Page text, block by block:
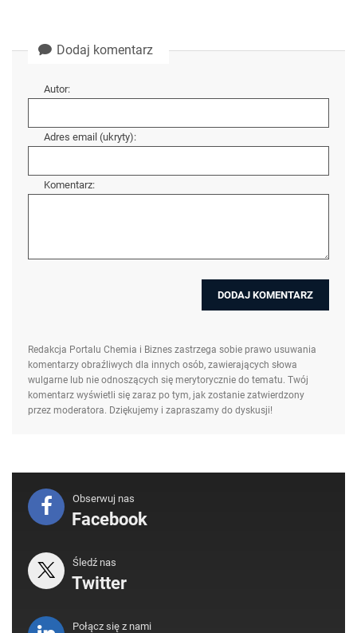
Dodaj komentarz
Autor:
Adres email (ukryty):
Komentarz:
Redakcja Portalu Chemia i Biznes zastrzega sobie prawo usuwania
komentarzy obraźliwych dla innych osób, zawierających słowa
wulgarne lub nie odnoszących się merytorycznie do tematu. Twój
komentarz wyświetli się zaraz po tym, jak zostanie zatwierdzony
przez moderatora. Dziękujemy i zapraszamy do dyskusji!
Obserwuj nas
Facebook
Śledź nas
Twitter
Połącz się z nami